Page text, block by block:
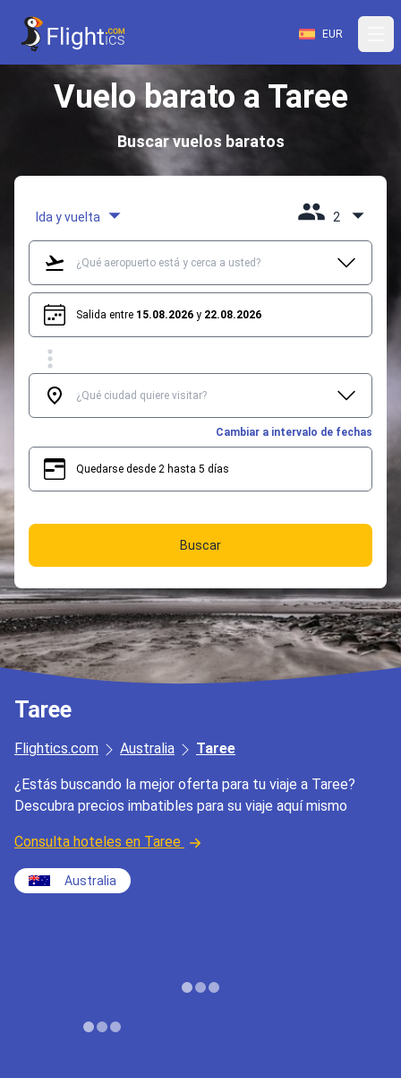
EUR
Vuelo barato a Taree
Buscar vuelos baratos
Ida y vuelta 2
Salida entre 15.08.2026 y 22.08.2026
Cambiar a intervalo de fechas
Quedarse desde 2 hasta 5 días
Buscar
Taree
Flightics.com Australia Taree
¿Estás buscando la mejor oferta para tu viaje a Taree?
Descubra precios imbatibles para su viaje aquí mismo
Consulta hoteles en Taree
Australia